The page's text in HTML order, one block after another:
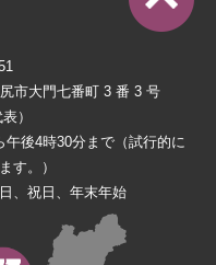
市大門七番町 3 番 3 号
）
後4時30分まで（試行的に
す。）
、祝日、年末年始